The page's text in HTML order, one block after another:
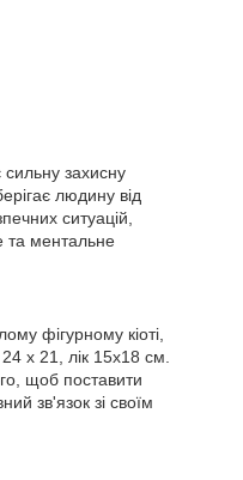
захисну
людину від
ситуацій,
та ментальне
фігурному кіоті,
х 21, лік 15х18 см.
щоб поставити
зв'язок зі своїм